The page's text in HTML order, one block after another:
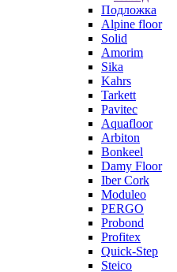
Подложка
Alpine floor
Solid
Amorim
Sika
Kahrs
Tarkett
Pavitec
Aquafloor
Arbiton
Bonkeel
Damy Floor
Iber Cork
Moduleo
PERGO
Probond
Profitex
Quick-Step
Steico